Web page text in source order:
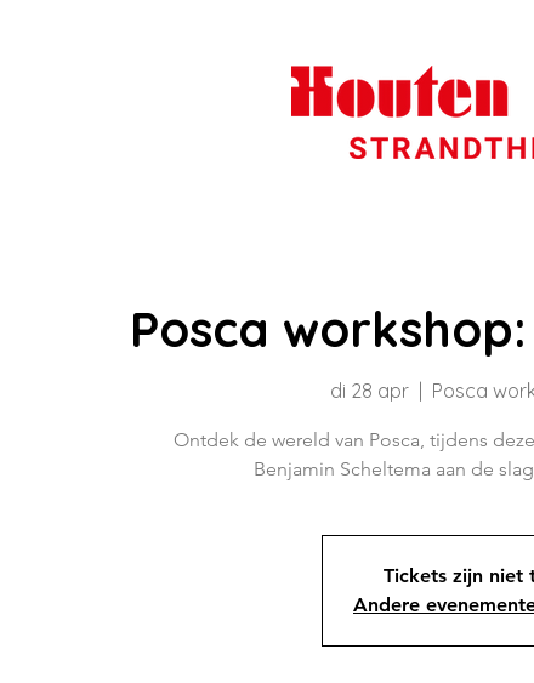
Posca
di 28 apr
  |
Posca
Ontdek de wereld van Posca, tijdens
Benjamin Scheltema aan de
Tickets zijn niet
Andere